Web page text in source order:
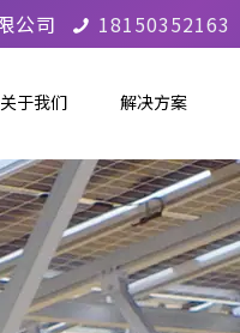
公司 18150352163
关于我们 解决方案